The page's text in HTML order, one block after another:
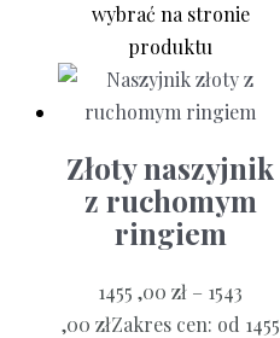
wybrać na stronie
produktu
Złoty naszyjnik
z ruchomym
ringiem
1455 ,00 zł – 1543
,00 złZakres cen: od 1455